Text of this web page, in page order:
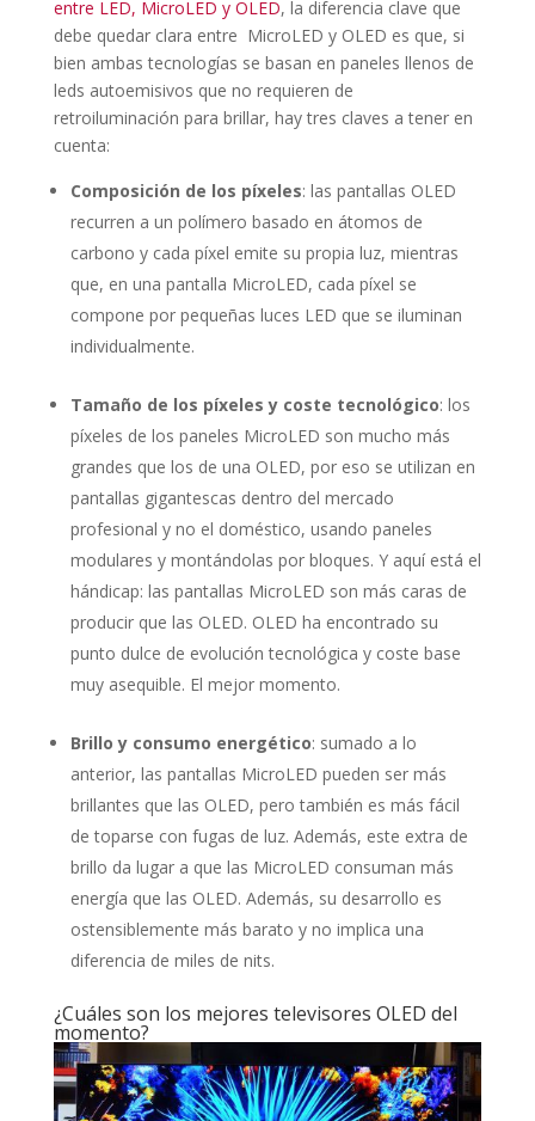
entre LED, MicroLED y OLED, la diferencia clave que
debe quedar clara entre MicroLED y OLED es que, si
bien ambas tecnologías se basan en paneles llenos de
leds autoemisivos que no requieren de
retroiluminación para brillar, hay tres claves a tener en
cuenta:
Composición de los píxeles: las pantallas OLED
recurren a un polímero basado en átomos de
carbono y cada píxel emite su propia luz, mientras
que, en una pantalla MicroLED, cada píxel se
compone por pequeñas luces LED que se iluminan
individualmente.
Tamaño de los píxeles y coste tecnológico: los
píxeles de los paneles MicroLED son mucho más
grandes que los de una OLED, por eso se utilizan en
pantallas gigantescas dentro del mercado
profesional y no el doméstico, usando paneles
modulares y montándolas por bloques. Y aquí está el
hándicap: las pantallas MicroLED son más caras de
producir que las OLED. OLED ha encontrado su
punto dulce de evolución tecnológica y coste base
muy asequible. El mejor momento.
Brillo y consumo energético: sumado a lo
anterior, las pantallas MicroLED pueden ser más
brillantes que las OLED, pero también es más fácil
de toparse con fugas de luz. Además, este extra de
brillo da lugar a que las MicroLED consuman más
energía que las OLED. Además, su desarrollo es
ostensiblemente más barato y no implica una
diferencia de miles de nits.
¿Cuáles son los mejores televisores OLED del
momento?